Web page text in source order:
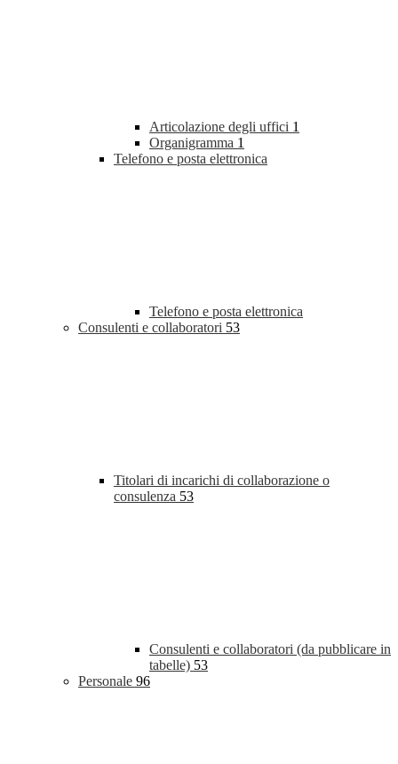
Articolazione degli uffici 1
Organigramma 1
Telefono e posta elettronica
Telefono e posta elettronica
Consulenti e collaboratori 53
Titolari di incarichi di collaborazione o
consulenza 53
Consulenti e collaboratori (da pubblicare in
tabelle) 53
Personale 96